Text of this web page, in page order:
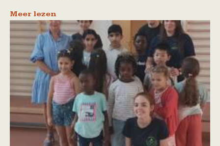
Meer lezen